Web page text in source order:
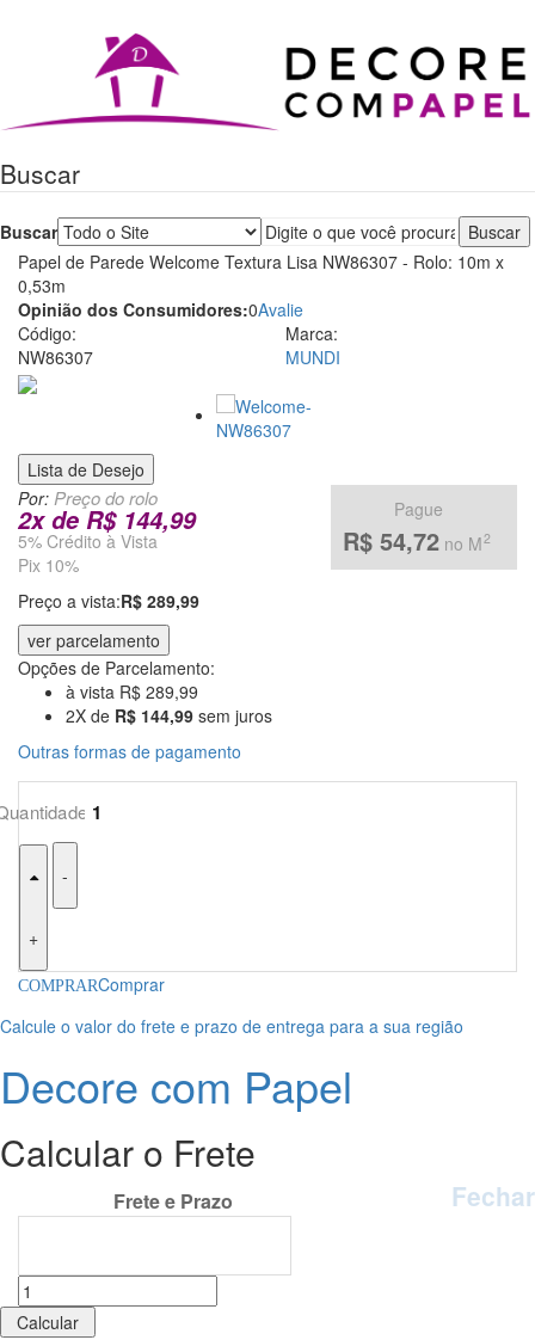
Decore
com
papel
é
pioneira
em
venda
de
de
Parede
pela
Internet
Buscar
Buscar
Papel de Parede Welcome Textura Lisa NW86307 - Rolo: 10m x
0,53m
Opinião dos Consumidores:0Avalie
Código:
NW86307
Marca:
MUNDI
Lista de Desejo
Por:
2xdeR$ 144,99
5% Crédito à Vista
Pix 10%
Preço a vista:R$ 289,99
Pague
R$ 54,72 no M2
ver parcelamento
Opções de Parcelamento:
à vista R$ 289,99
2X de R$ 144,99 sem juros
Outras formas de pagamento
+
-
Comprar
Calcule o valor do frete e prazo de entrega para a sua região
Decore com Papel
Calcular o Frete
Fechar
Calcular o Frete